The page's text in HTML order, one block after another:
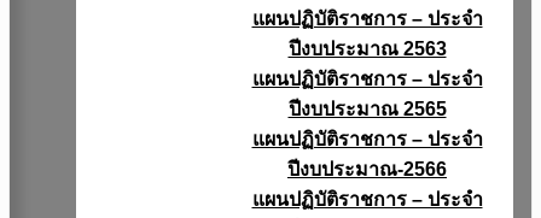
แผนปฏิบัติราชการ – ประจำ
ปีงบประมาณ 2563
แผนปฏิบัติราชการ – ประจำ
ปีงบประมาณ 2565
แผนปฏิบัติราชการ – ประจำ
ปีงบประมาณ-2566
แผนปฏิบัติราชการ – ประจำ